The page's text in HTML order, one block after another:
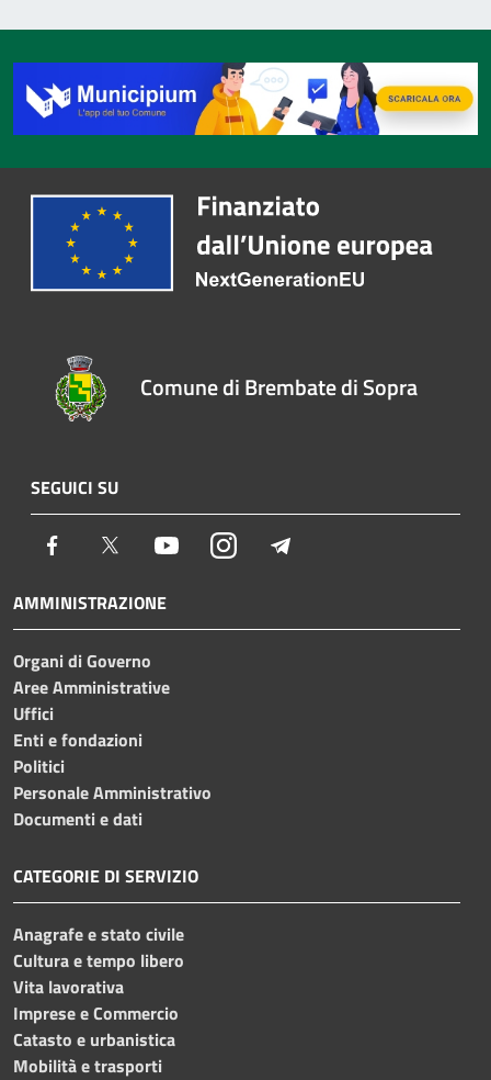
Comune di Brembate di Sopra
SEGUICI SU
Facebook Twitter YoutubeInstagram
AMMINISTRAZIONE
Organi di Governo
Aree Amministrative
Uffici
Enti e fondazioni
Politici
Personale Amministrativo
Documenti e dati
CATEGORIE DI SERVIZIO
Anagrafe e stato civile
Cultura e tempo libero
Vita lavorativa
Imprese e Commercio
Catasto e urbanistica
Mobilità e trasporti